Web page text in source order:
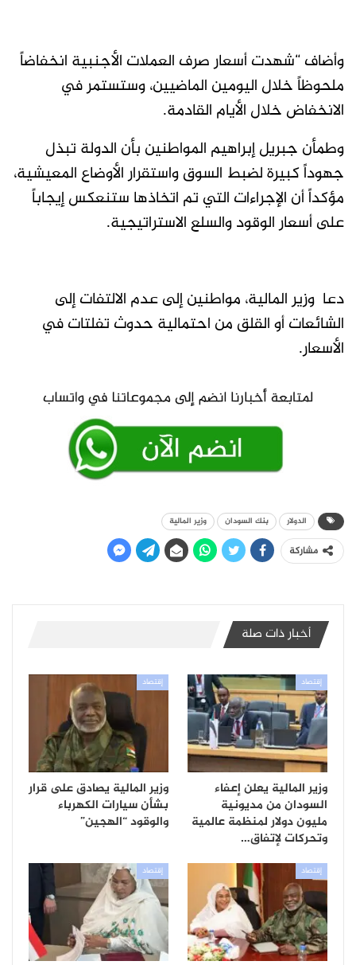
وأضاف “شهدت أسعار صرف العملات الأجنبية انخفاضاً
ملحوظاً خلال اليومين الماضيين، وستستمر في
الانخفاض خلال الأيام القادمة.
​وطمأن جبريل إبراهيم المواطنين بأن الدولة تبذل
جهوداً كبيرة لضبط السوق واستقرار الأوضاع المعيشية،
مؤكداً أن الإجراءات التي تم اتخاذها ستنعكس إيجاباً
على أسعار الوقود والسلع الاستراتيجية.
دعا وزير المالية، مواطنين إلى عدم الالتفات إلى
الشائعات أو القلق من احتمالية حدوث تفلتات في
الأسعار.
الدولار بنك السودان وزير المالية
مشاركة
أخبار ذات صلة
إقتصاد
وزير المالية يعلن إعفاء
السودان من مديونية
مليون دولار لمنظمة عالمية
وتحركات لإتفاق…
إقتصاد
وزير المالية يصادق على قرار
بشأن سيارات الكهرباء
والوقود “الهجين”
إقتصاد إقتصاد